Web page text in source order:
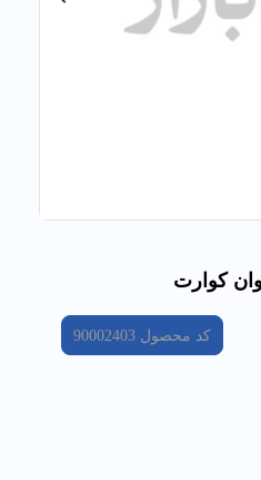
کد محصول 90002403